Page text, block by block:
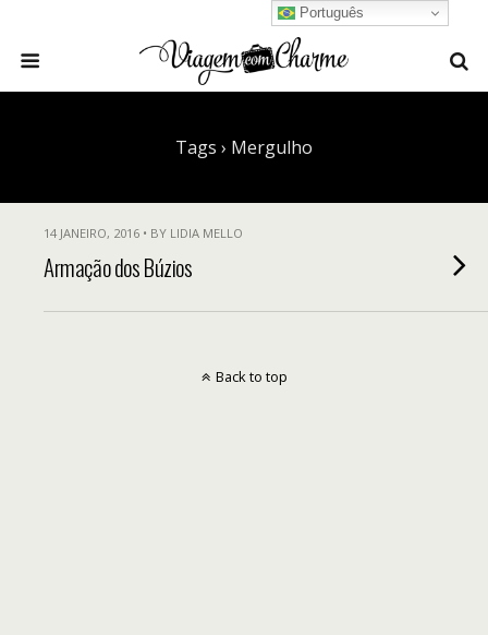
Tags › Mergulho
14 JANEIRO, 2016 • BY LIDIA MELLO
Armação dos Búzios
Português
Back to top